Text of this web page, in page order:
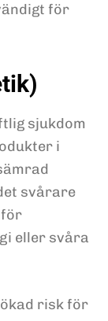
för
sjukdom
i
svårare
för
eller svåra
risk för